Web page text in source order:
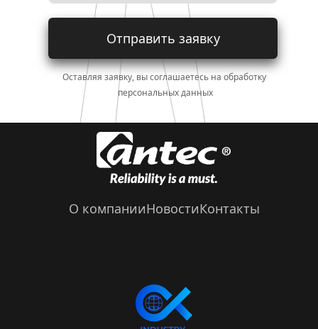
Отправить заявку
Оставляя заявку, вы соглашаетесь на обработку
персональных данных
О компанииНовостиКонтакты